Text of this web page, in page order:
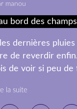
manou
dernières
de reverdir
de voir si peu de
la suite